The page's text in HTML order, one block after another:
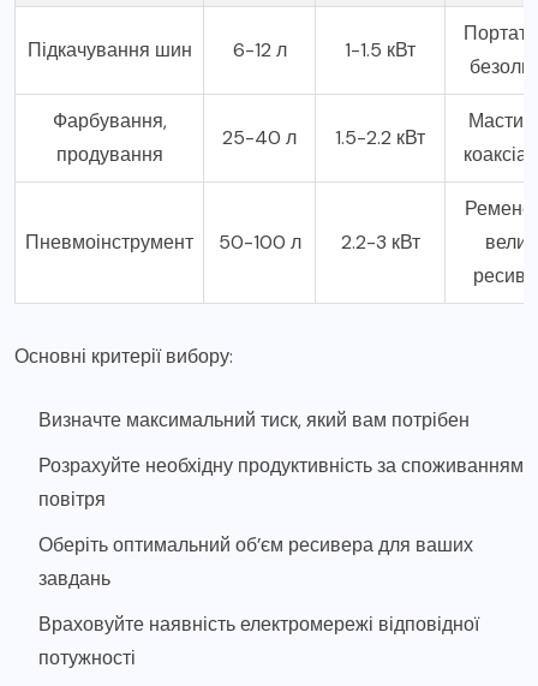
Підкачування шин 6-12 л 1-1.5 кВт
Фарбування,
продування
25-40 л 1.5-2.2 кВт
Пневмоінструмент 50-100 л 2.2-3 кВт
Основні критерії вибору:
Визначте максимальний тиск, який вам потрібен
Розрахуйте необхідну продуктивність за споживанням
повітря
Оберіть оптимальний об’єм ресивера для ваших
завдань
Враховуйте наявність електромережі відповідної
потужності